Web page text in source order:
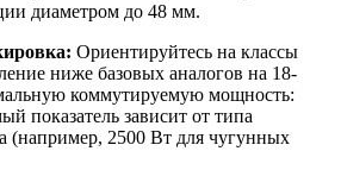
диаметром до 48 мм.
Ориентируйтесь на классы
ниже базовых аналогов на 18-
коммутируемую мощность:
показатель зависит от типа
(например, 2500 Вт для чугунных